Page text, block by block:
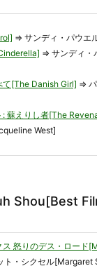
⇒ サンディ・パウエ
⇒ サンディ・
て[The Danish Girl] ⇒
: 蘇えりし者[The
West]
Shou[Best
ス 怒りのデス・ロード
ト・シクセル[Margaret